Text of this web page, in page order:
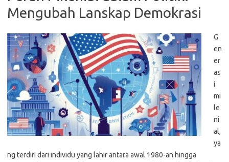
Mengubah Lanskap Demokrasi
G
en
er
as
i
mi
le
ni
al,
ya
ng terdiri dari individu yang lahir antara awal 1980-an hingga